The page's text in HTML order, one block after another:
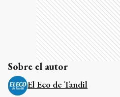
Sobre el autor
El Eco de Tandil